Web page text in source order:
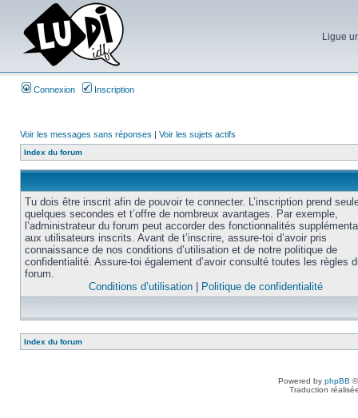
Ligue
Connexion Inscription
Voir les messages sans réponses | Voir les sujets actifs
Index du forum
Tu dois être inscrit afin de pouvoir te connecter. L’inscription prend
quelques secondes et t’offre de nombreux avantages. Par exemple,
l’administrateur du forum peut accorder des fonctionnalités
aux utilisateurs inscrits. Avant de t’inscrire, assure-toi d’avoir pris
connaissance de nos conditions d’utilisation et de notre politique de
confidentialité. Assure-toi également d’avoir consulté toutes les règles
forum.
Conditions d’utilisation
Politique de confidentialité
Index du forum
Powered by phpBB
Traduction